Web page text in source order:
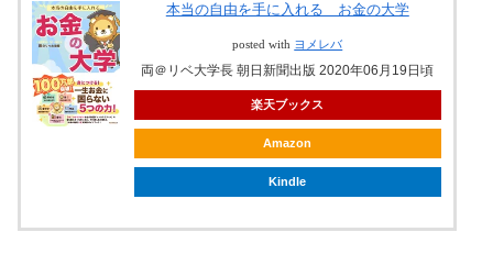
本当の自由を手に入れる お金の大学
posted with ヨメレバ
両＠リベ大学長 朝日新聞出版 2020年06月19日頃
楽天ブックス
Amazon
Kindle